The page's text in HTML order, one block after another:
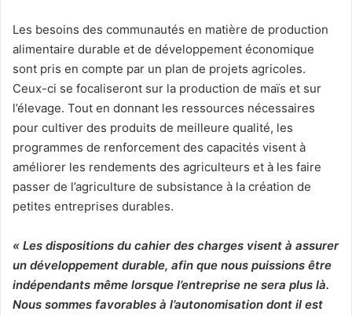
Les besoins des communautés en matière de production
alimentaire durable et de développement économique
sont pris en compte par un plan de projets agricoles.
Ceux-ci se focaliseront sur la production de maïs et sur
l’élevage. Tout en donnant les ressources nécessaires
pour cultiver des produits de meilleure qualité, les
programmes de renforcement des capacités visent à
améliorer les rendements des agriculteurs et à les faire
passer de l’agriculture de subsistance à la création de
petites entreprises durables.
« Les dispositions du cahier des charges visent à assurer
un développement durable, afin que nous puissions être
indépendants même lorsque l’entreprise ne sera plus là.
Nous sommes favorables à l’autonomisation dont il est